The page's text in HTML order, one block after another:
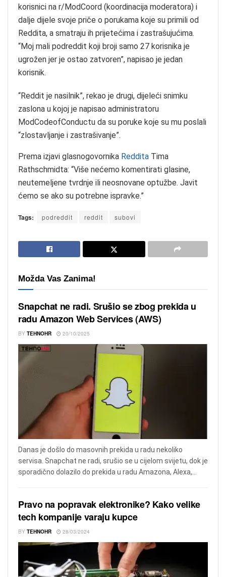
korisnici na r/ModCoord (koordinacija moderatora) i
dalje dijele svoje priče o porukama koje su primili od
Reddita, a smatraju ih prijetećima i zastrašujućima.
“Moj mali podreddit koji broji samo 27 korisnika je
ugrožen jer je ostao zatvoren”, napisao je jedan
korisnik.
“Reddit je nasilnik”, rekao je drugi, dijeleći snimku
zaslona u kojoj je napisao administratoru
ModCodeofConductu da su poruke koje su mu poslali
“zlostavljanje i zastrašivanje”.
Prema izjavi glasnogovornika Reddita Tima
Rathschmidta: “Više nećemo komentirati glasine,
neutemeljene tvrdnje ili neosnovane optužbe. Javit
ćemo se ako su potrebne ispravke.”
Tags: podreddit reddit subovi
Možda Vas Zanima!
Snapchat ne radi. Srušio se zbog prekida u
radu Amazon Web Services (AWS)
BY TEHNOHR 20/10/2025
Danas je došlo do masovnih prekida u radu nekoliko
servisa. Snapchat ne radi, srušio se u cijelom svijetu, dok je
sporadično dolazilo do prekida u radu Amazona, Alexa,...
Pravo na popravak elektronike? Kako velike
tech kompanije varaju kupce
BY TEHNOHR 28/03/2024